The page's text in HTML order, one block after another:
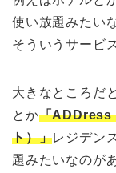
使い放題みたいな
そういうサービ
大きなところだ
とか「ADDress
ト）」レジデン
題みたいなのが